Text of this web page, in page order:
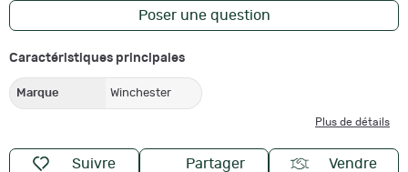
Poser une question
Caractéristiques principales
Marque Winchester
Plus de détails
Suivre Partager Vendre